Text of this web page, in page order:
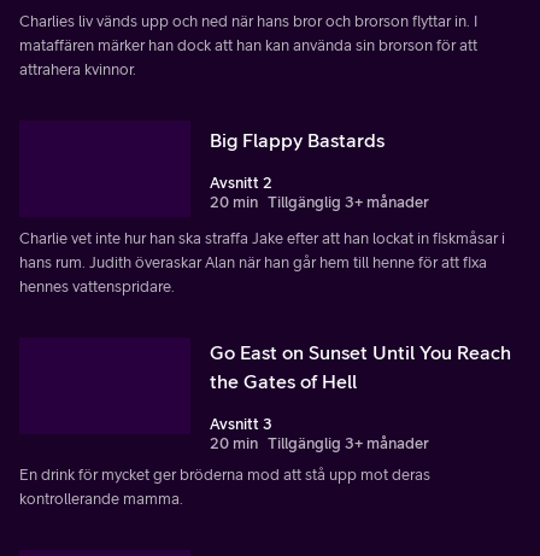
Charlies liv vänds upp och ned när hans bror och brorson flyttar in. I
mataffären märker han dock att han kan använda sin brorson för att
attrahera kvinnor.
Big Flappy Bastards
Avsnitt 2
20 min Tillgänglig 3+ månader
Charlie vet inte hur han ska straffa Jake efter att han lockat in fiskmåsar i
hans rum. Judith överaskar Alan när han går hem till henne för att fixa
hennes vattenspridare.
Go East on Sunset Until You Reach
the Gates of Hell
Avsnitt 3
20 min Tillgänglig 3+ månader
En drink för mycket ger bröderna mod att stå upp mot deras
kontrollerande mamma.